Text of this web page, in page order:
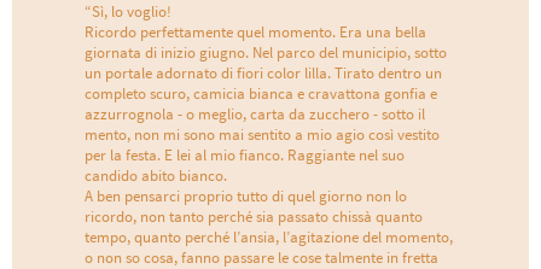
“Sì, lo voglio!
Ricordo perfettamente quel momento. Era una bella
giornata di inizio giugno. Nel parco del municipio, sotto
un portale adornato di fiori color lilla. Tirato dentro un
completo scuro, camicia bianca e cravattona gonfia e
azzurrognola - o meglio, carta da zucchero - sotto il
mento, non mi sono mai sentito a mio agio così vestito
per la festa. E lei al mio fianco. Raggiante nel suo
candido abito bianco.
A ben pensarci proprio tutto di quel giorno non lo
ricordo, non tanto perché sia passato chissà quanto
tempo, quanto perché l’ansia, l’agitazione del momento,
o non so cosa, fanno passare le cose talmente in fretta